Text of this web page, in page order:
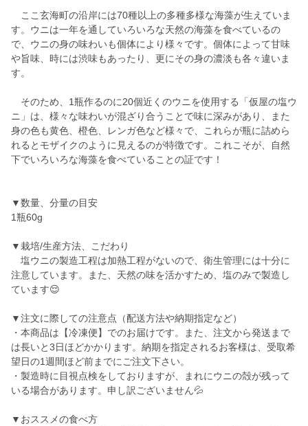
ここ玄海町の沿岸には70種以上の多種多様な海藻が生えていま
す。ウニは一年を通していろいろな天然の海藻を食べているの
で、ウニの身の味わいも個体により様々です。個体によって甘味
や旨味、時には渋味もあったり、更にその身の濃淡も各々違いま
す。
そのため、1瓶作るのに20個近くのウニを使用する「仮屋の塩ウ
ニ」は、様々な味わいが混ざり合うことで味に深みがあり、また
身の色も黄色、橙色、レンガ色など様々で、これらが瓶に詰めら
れるとモザイクのように見えるのが特徴です。これこそが、自然
下でいろいろな海藻を食べていることの証です！
▼数量、分量の目安
1瓶60g
▼栽培/生産方法、こだわり
塩ウニの製造工程は加熱工程がないので、衛生管理には十分に
注意しています。また、天然の味を活かすため、塩のみで製造し
ています😌
▼注文に際しての注意点（配送方法や納期指定など）
・本商品は【冷凍便】でのお届けです。また、注文から発送まで
は長いと3日ほどかかります。納期を指定されるお客様は、受取希
望日の1週間ほど前までにご注文下さい。
・製造時に目視点検をしておりますが、まれにウニの殻が残って
いる場合があります。申し訳ございません💦
▼おススメの食べ方